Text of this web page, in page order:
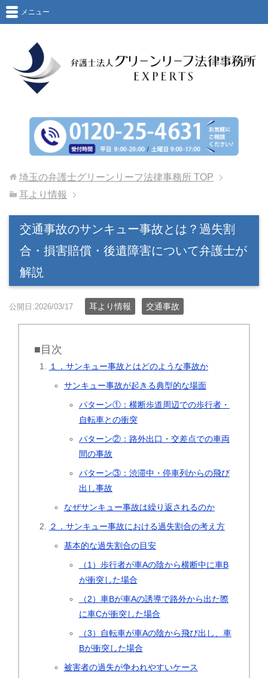
メニュー
埼玉の弁護士グリーンリーフ法律事務所 TOP
耳より情報
交通事故のサンキュー事故とは？過失割
合・損害賠償・後遺障害について弁護士が
解説
公開日:2026/03/17 耳より情報 交通事故
■目次
１．サンキュー事故とはどのような事故か
サンキュー事故が起きる典型的な場面
パターン①：横断歩道周辺での歩行者・
自転車との衝突
パターン②：路外出口・交差点での車両
間の事故
パターン③：渋滞中・停車列からの飛び
出し事故
なぜサンキュー事故は繰り返されるのか
２．サンキュー事故における過失割合の考え方
基本的な過失割合の目安
（1）歩行者が車Aの陰から横断中に車B
が衝突した場合
（2）車Bが車Aの誘導で路外から出た際
に車Cが衝突した場合
（3）自転車が車Aの陰から飛び出し、車
Bが衝突した場合
被害者の過失が争われやすいケース